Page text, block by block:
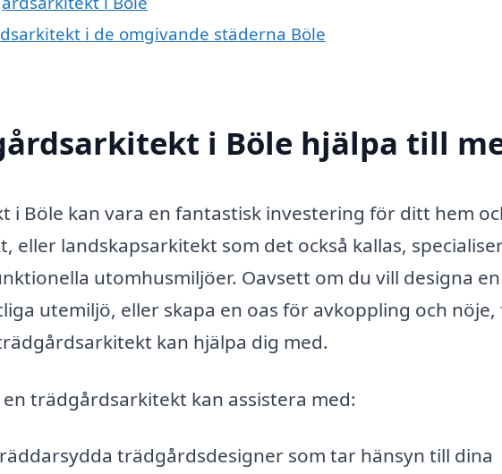
i de omgivande städerna Böle
i Böle hjälpa till
Böle kan vara en fantastisk investering för ditt hem
eller landskapsarkitekt som det också kallas,
utomhusmiljöer. Oavsett om du vill designa
utemiljö, eller skapa en oas för avkoppling och nöje,
kan hjälpa dig med.
trädgårdsarkitekt kan assistera med:
trädgårdsdesigner som tar hänsyn till dina